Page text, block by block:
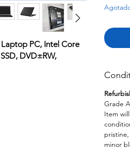
PC, Intel Core
DVD±RW,
Grade
Item
minor